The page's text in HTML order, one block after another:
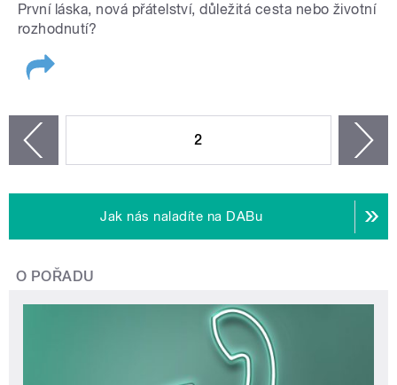
První láska, nová přátelství, důležitá cesta nebo životní
rozhodnutí?
2
Jak nás naladíte na DABu
O POŘADU